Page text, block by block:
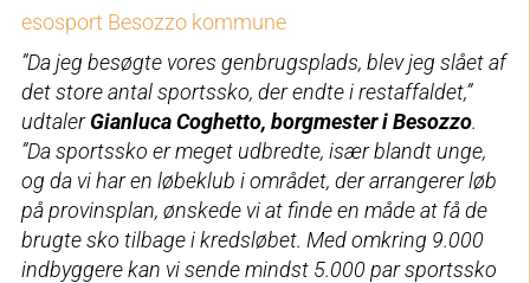
esosport Besozzo kommune
”Da jeg besøgte vores genbrugsplads, blev jeg slået af
det store antal sportssko, der endte i restaffaldet,”
udtalerGianluca Coghetto, borgmester i Besozzo.
”Da sportssko er meget udbredte, især blandt unge,
og da vi har en løbeklub i området, der arrangerer løb
på provinsplan, ønskede vi at finde en måde at få de
brugte sko tilbage i kredsløbet. Med omkring 9.000
indbyggere kan vi sende mindst 5.000 par sportssko